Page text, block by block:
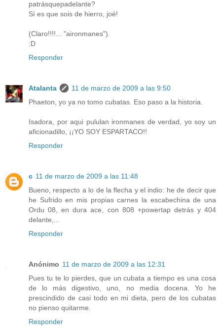
patrásquepadelante?
Sí es que sois de hierro, joé!
(Claro!!!!... "aironmanes").
:D
Responder
Atalanta
11 de marzo de 2009 a las 9:50
Phaeton, yo ya no tomo cubatas. Eso paso a la historia.
Isadora, por aqui pululan ironmanes de verdad, yo soy un
aficionadillo, ¡¡YO SOY ESPARTACO!!
Responder
c 11 de marzo de 2009 a las 11:48
Bueno, respecto a lo de la flecha y el indio: he de decir que
he Sufrido en mis propias carnes la escabechina de una
Ordu 08, en dura ace, con 808 +powertap detrás y 404
delante,...
Responder
Anónimo 11 de marzo de 2009 a las 12:31
Pues tu te lo pierdes, que un cubata a tiempo es una cosa
de lo más digestivo, uno, no media docena. Yo he
prescindido de casi todo en mi dieta, pero de los cubatas
no pienso quitarme.
Responder